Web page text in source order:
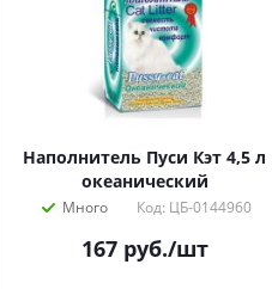
Наполнитель Пуси Кэт 4,5 л
океанический
Много Код: ЦБ-0144960
167руб./шт